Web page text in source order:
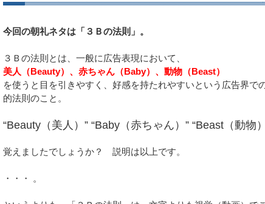
今回の朝礼ネタは「３Ｂの法則」。
３Ｂの法則とは、一般に広告表現において、
美人（Beauty）、赤ちゃん（Baby）、動物（Beast）
を使うと目を引きやすく、好感を持たれやすいという広告界で
的法則のこと。
“Beauty（美人）” “Baby（赤ちゃん）” “Beast（動物
覚えましたでしょうか？ 説明は以上です。
・・・ 。